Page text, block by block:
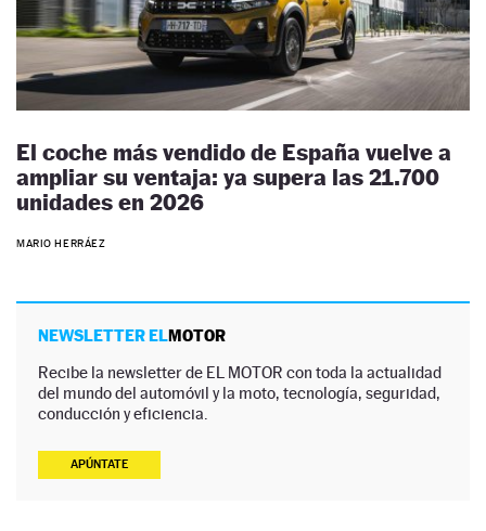
El coche más vendido de España vuelve a
ampliar su ventaja: ya supera las 21.700
unidades en 2026
MARIO HERRÁEZ
NEWSLETTER ELMOTOR
Recibe la newsletter de EL MOTOR con toda la actualidad
del mundo del automóvil y la moto, tecnología, seguridad,
conducción y eficiencia.
APÚNTATE